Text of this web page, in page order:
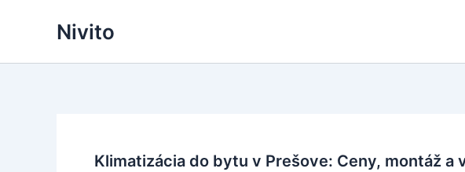
Nivito
Klimatizácia do bytu v Prešove: Ceny, montáž